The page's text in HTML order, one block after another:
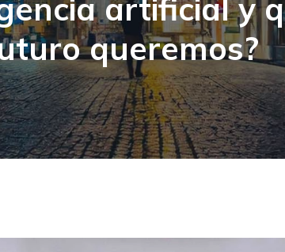
artificial y
queremos?